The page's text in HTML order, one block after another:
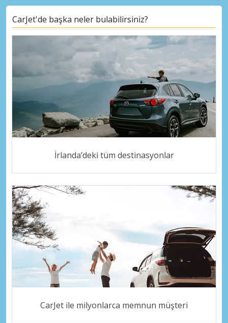
CarJet'de başka neler bulabilirsiniz?
İrlanda’deki tüm destinasyonlar
CarJet ile milyonlarca memnun müşteri